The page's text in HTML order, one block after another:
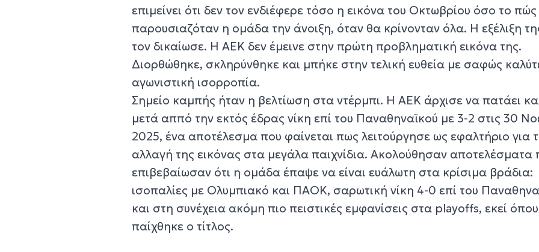
επιμείνει ότι δεν τον ενδιέφερε τόσο η εικόνα του Οκτωβρίου όσο το
παρουσιαζόταν η ομάδα την άνοιξη, όταν θα κρίνονταν όλα. Η εξέλιξη
τον δικαίωσε. Η ΑΕΚ δεν έμεινε στην πρώτη προβληματική εικόνα της.
Διορθώθηκε, σκληρύνθηκε και μπήκε στην τελική ευθεία με σαφώς
αγωνιστική ισορροπία.
Σημείο καμπής ήταν η βελτίωση στα ντέρμπι. Η ΑΕΚ άρχισε να πατάει
μετά αππό την εκτός έδρας νίκη επί του Παναθηναϊκού με 3-2 στις 30
2025, ένα αποτέλεσμα που φαίνεται πως λειτούργησε ως εφαλτήριο για
αλλαγή της εικόνας στα μεγάλα παιχνίδια. Ακολούθησαν αποτελέσματα
επιβεβαίωσαν ότι η ομάδα έπαψε να είναι ευάλωτη στα κρίσιμα βράδια:
ισοπαλίες με Ολυμπιακό και ΠΑΟΚ, σαρωτική νίκη 4-0 επί του
και στη συνέχεια ακόμη πιο πειστικές εμφανίσεις στα playoffs, εκεί όπου
παίχθηκε ο τίτλος.